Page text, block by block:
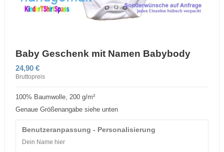
Baby Geschenk mit Namen Babybody
24,90 €
Bruttopreis
100% Baumwolle, 200 g/m²
Genaue Größenangabe siehe unten
Benutzeranpassung - Personalisierung
Dein Name hier